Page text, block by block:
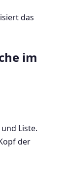
das
im
Liste.
der